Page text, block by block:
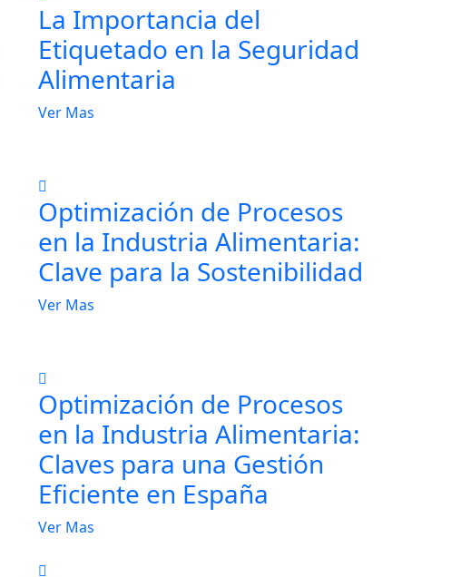
La Importancia del
Etiquetado en la Seguridad
Alimentaria
Ver Mas
Optimización de Procesos
en la Industria Alimentaria:
Clave para la Sostenibilidad
Ver Mas
Optimización de Procesos
en la Industria Alimentaria:
Claves para una Gestión
Eficiente en España
Ver Mas